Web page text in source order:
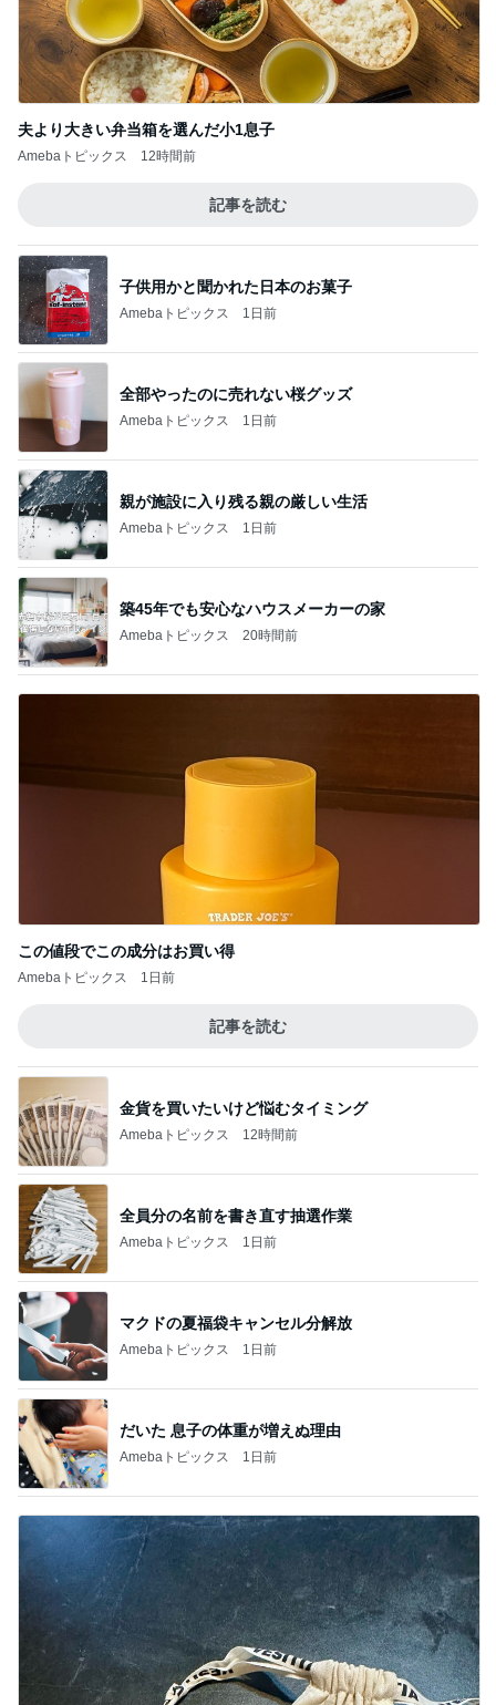
夫より大きい弁当箱を選んだ小1息子
Amebaトピックス 12時間前
記事を読む
子供用かと聞かれた日本のお菓子
Amebaトピックス 1日前
全部やったのに売れない桜グッズ
Amebaトピックス 1日前
親が施設に入り残る親の厳しい生活
Amebaトピックス 1日前
築45年でも安心なハウスメーカーの家
Amebaトピックス 20時間前
この値段でこの成分はお買い得
Amebaトピックス 1日前
記事を読む
金貨を買いたいけど悩むタイミング
Amebaトピックス 12時間前
全員分の名前を書き直す抽選作業
Amebaトピックス 1日前
マクドの夏福袋キャンセル分解放
Amebaトピックス 1日前
だいた 息子の体重が増えぬ理由
Amebaトピックス 1日前